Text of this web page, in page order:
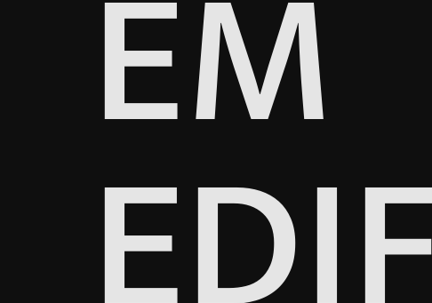
EM